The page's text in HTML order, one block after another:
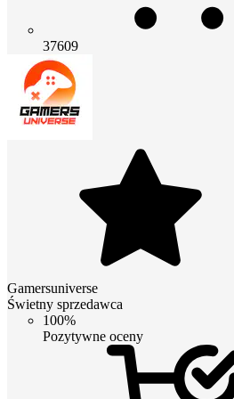
37609
Gamersuniverse
Świetny sprzedawca
100%
Pozytywne oceny